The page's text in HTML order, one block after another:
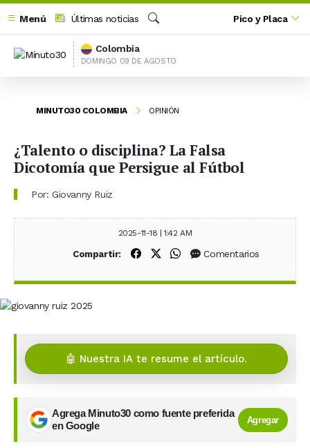
Menú
Últimas noticias
Buscar
Pico y Placa
Colombia
DOMINGO 09 DE AGOSTO
MINUTO30 COLOMBIA OPINIÓN
¿Talento o disciplina? La Falsa
Dicotomía que Persigue al Fútbol
Por: Giovanny Ruiz
2025-11-18 | 1:42 AM
Compartir: Compartir en Facebook
Compartir en X (Twitter)
Compartir en WhatsApp
Comentarios
🤖 Nuestra IA te resume el artículo.
Agrega Minuto30 como fuente preferida
en Google
Agregar